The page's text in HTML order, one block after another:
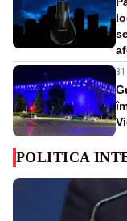
POLITICA